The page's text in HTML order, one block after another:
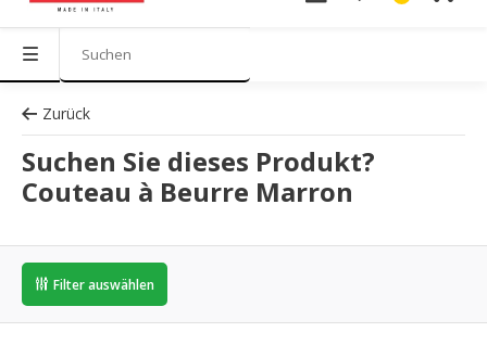
Zurück
Suchen Sie dieses Produkt?
Couteau à Beurre Marron
Filter auswählen